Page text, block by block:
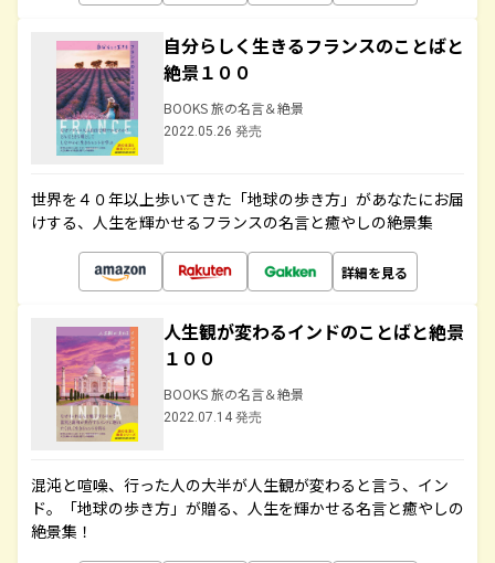
自分らしく生きるフランスのことばと
絶景１００
BOOKS 旅の名言＆絶景
2022.05.26 発売
世界を４０年以上歩いてきた「地球の歩き方」があなたにお届
けする、人生を輝かせるフランスの名言と癒やしの絶景集
詳細を見る
人生観が変わるインドのことばと絶景
１００
BOOKS 旅の名言＆絶景
2022.07.14 発売
混沌と喧噪、行った人の大半が人生観が変わると言う、イン
ド。「地球の歩き方」が贈る、人生を輝かせる名言と癒やしの
絶景集！